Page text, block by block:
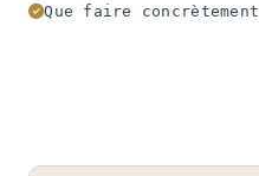
Que faire concrètement